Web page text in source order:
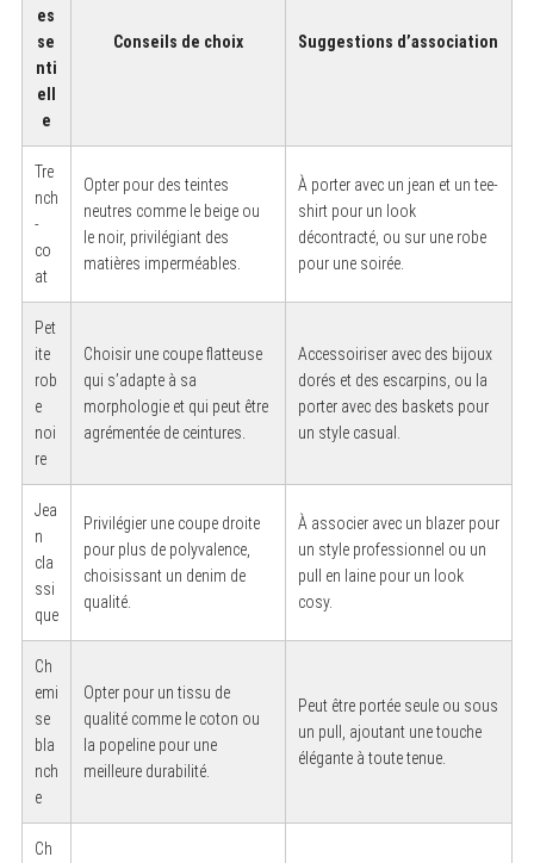
es
se
nti
ell
e
Conseils de choix Suggestions d’association
Tre
nch
-
co
at
Opter pour des teintes
neutres comme le beige ou
le noir, privilégiant des
matières imperméables.
À porter avec un jean et un tee-
shirt pour un look
décontracté, ou sur une robe
pour une soirée.
Pet
ite
rob
e
noi
re
Choisir une coupe flatteuse
qui s’adapte à sa
morphologie et qui peut être
agrémentée de ceintures.
Accessoiriser avec des bijoux
dorés et des escarpins, ou la
porter avec des baskets pour
un style casual.
Jea
n
cla
ssi
que
Privilégier une coupe droite
pour plus de polyvalence,
choisissant un denim de
qualité.
À associer avec un blazer pour
un style professionnel ou un
pull en laine pour un look
cosy.
Ch
emi
se
bla
nch
e
Opter pour un tissu de
qualité comme le coton ou
la popeline pour une
meilleure durabilité.
Peut être portée seule ou sous
un pull, ajoutant une touche
élégante à toute tenue.
Ch